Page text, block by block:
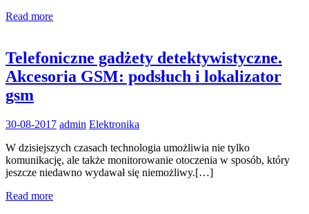
Read more
Telefoniczne gadżety detektywistyczne.
Akcesoria GSM: podsłuch i lokalizator
gsm
30-08-2017 admin Elektronika
W dzisiejszych czasach technologia umożliwia nie tylko
komunikację, ale także monitorowanie otoczenia w sposób, który
jeszcze niedawno wydawał się niemożliwy.[…]
Read more